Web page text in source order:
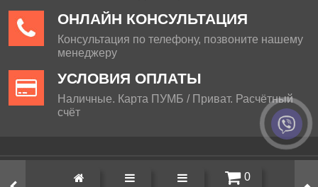
ОНЛАЙН КОНСУЛЬТАЦИЯ
Консультация по телефону, позвоните нашему
менеджеру
УСЛОВИЯ ОПЛАТЫ
Наличные. Карта ПУМБ / Приват. Расчётный
счёт
0